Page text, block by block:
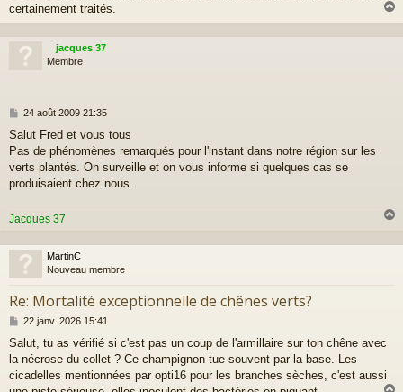
certainement traités.
a
jacques 37
Membre
M
s
s
a
g
24 août 2009 21:35
Salut Fred et vous tous
Pas de phénomènes remarqués pour l'instant dans notre région sur les
verts plantés. On surveille et on vous informe si quelques cas se
produisaient chez nous.
Jacques 37
u
MartinC
Nouveau membre
Re: Mortalité exceptionnelle de chênes verts?
M
s
s
a
g
22 janv. 2026 15:41
Salut, tu as vérifié si c'est pas un coup de l'armillaire sur ton chêne avec
la nécrose du collet ? Ce champignon tue souvent par la base. Les
cicadelles mentionnées par opti16 pour les branches sèches, c'est aussi